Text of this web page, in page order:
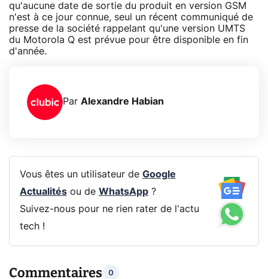
qu'aucune date de sortie du produit en version GSM
n'est à ce jour connue, seul un récent communiqué de
presse de la société rappelant qu'une version UMTS
du Motorola Q est prévue pour être disponible en fin
d'année.
Par Alexandre Habian
Vous êtes un utilisateur de Google
Actualitésou de WhatsApp?
Suivez-nous pour ne rien rater de l'actu
tech !
Commentaires 0